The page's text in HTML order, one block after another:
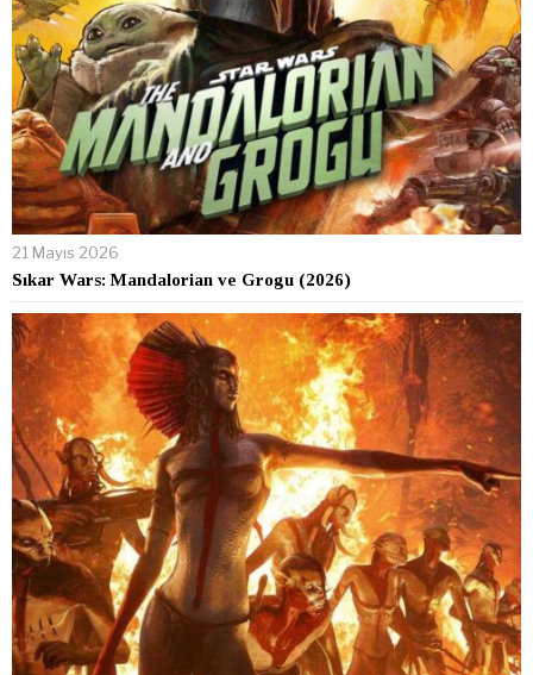
21 Mayıs 2026
Sıkar Wars: Mandalorian ve Grogu (2026)